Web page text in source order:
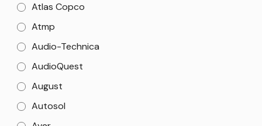
Atlas Copco
Atmp
Audio-Technica
AudioQuest
August
Autosol